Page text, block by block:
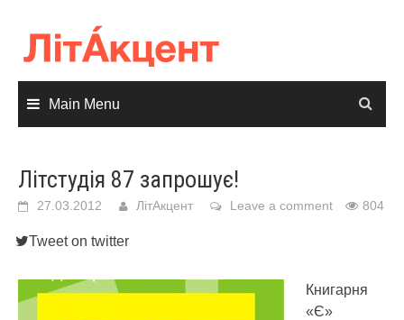
content
Main Menu
Літстудія 87 запрошує!
27.03.2012 ЛітАкцент Leave a comment 804
Tweet on twitter
Книгарня
«Є»